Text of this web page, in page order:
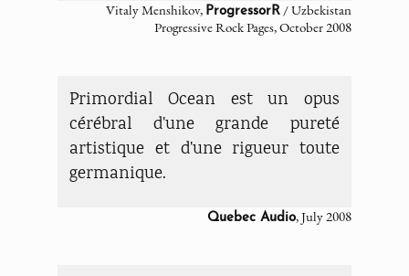
Vitaly Menshikov, ProgressorR / Uzbekistan
Progressive Rock Pages, October 2008
Primordial Ocean est un opus
cérébral d'une grande pureté
artistique et d'une rigueur toute
germanique.
Quebec Audio, July 2008